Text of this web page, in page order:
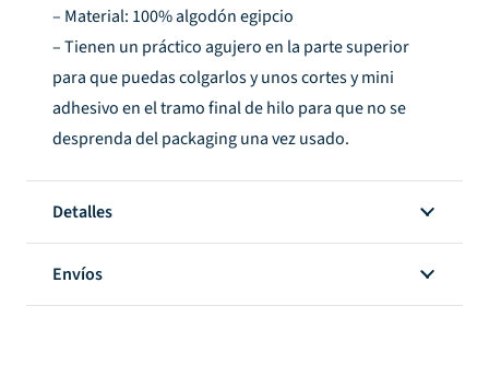
– Material: 100% algodón egipcio
– Tienen un práctico agujero en la parte superior
para que puedas colgarlos y unos cortes y mini
adhesivo en el tramo final de hilo para que no se
desprenda del packaging una vez usado.
Detalles
Envíos